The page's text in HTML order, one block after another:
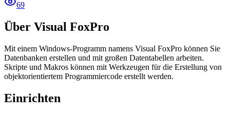
69
Über Visual FoxPro
Mit einem Windows-Programm namens Visual FoxPro können Sie
Datenbanken erstellen und mit großen Datentabellen arbeiten.
Skripte und Makros können mit Werkzeugen für die Erstellung von
objektorientiertem Programmiercode erstellt werden.
Einrichten